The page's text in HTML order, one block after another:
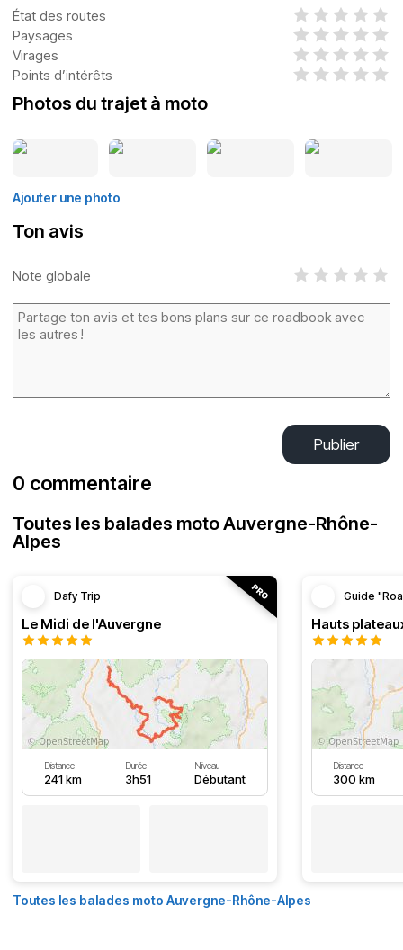
État des routes
Paysages
Virages
Points d’intérêts
Photos du trajet à moto
Ajouter une photo
Ton avis
Note globale
Publier
0 commentaire
Toutes les balades moto Auvergne-Rhône-
Alpes
Dafy Trip
Le Midi de l'Auvergne
Distance
241 km
Durée
3h51
Niveau
Débutant
Guide
Hauts
Distance
300 km
Toutes les balades moto Auvergne-Rhône-Alpes